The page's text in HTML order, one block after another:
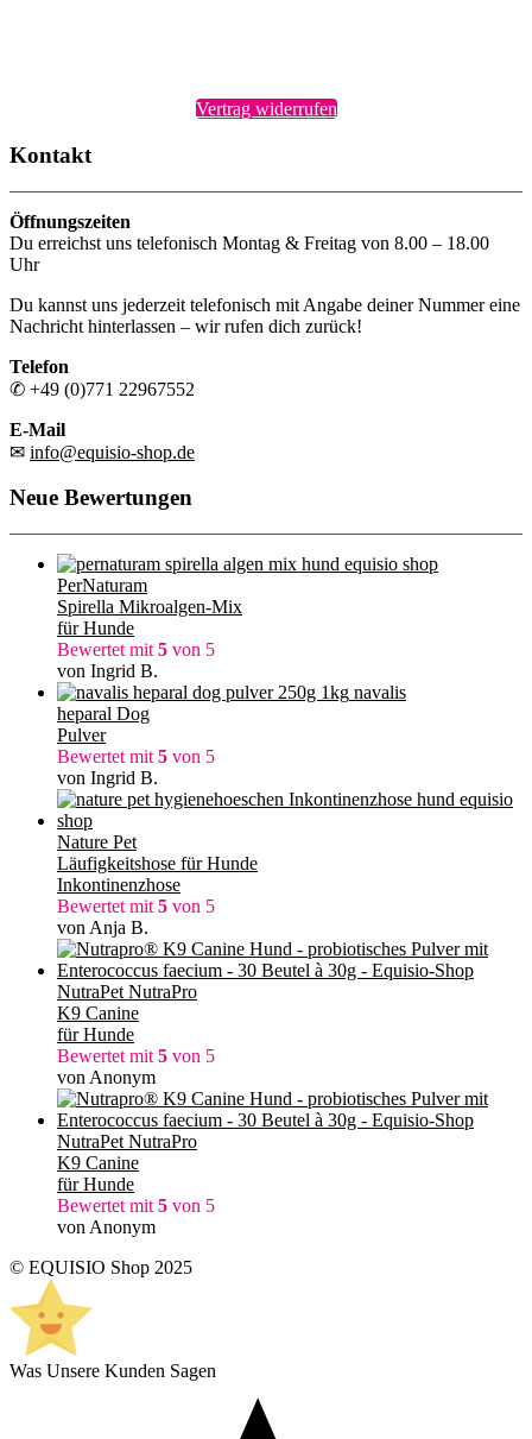
Vertrag widerrufen
Kontakt
Öffnungszeiten
Du erreichst uns telefonisch Montag & Freitag von 8.00 – 18.00
Uhr
Du kannst uns jederzeit telefonisch mit Angabe deiner Nummer eine
Nachricht hinterlassen – wir rufen dich zurück!
Telefon
✆ +49 (0)771 22967552
E-Mail
✉ info@equisio-shop.de
Neue Bewertungen
PerNaturam
Spirella Mikroalgen-Mix
für Hunde
Bewertet mit 5 von 5
von Ingrid B.
navalis
heparal Dog
Pulver
Bewertet mit 5 von 5
von Ingrid B.
Nature Pet
Läufigkeitshose für Hunde
Inkontinenzhose
Bewertet mit 5 von 5
von Anja B.
NutraPet NutraPro
K9 Canine
für Hunde
Bewertet mit 5 von 5
von Anonym
NutraPet NutraPro
K9 Canine
für Hunde
Bewertet mit 5 von 5
von Anonym
© EQUISIO Shop 2025
Was Unsere Kunden Sagen